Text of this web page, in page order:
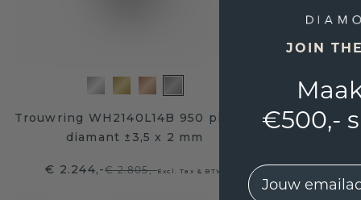
Trouwring WH2140L14B 950 platina
diamant ±3,5 x 2 mm
€ 2.244,-€ 2.805,-Excl. Tax & BTW
Trouwring
€
JOIN
€500,-
EMail